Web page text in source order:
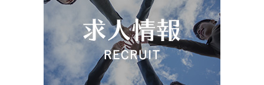
お問い合わせ